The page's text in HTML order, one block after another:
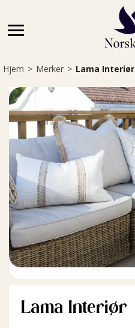
Hjem>Merker>Lama Interiør
Lama Interiør